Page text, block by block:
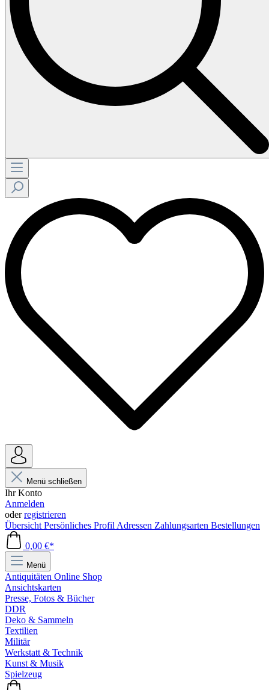
Menü schließen
Ihr Konto
Anmelden
oderregistrieren
Übersicht Persönliches Profil Adressen Zahlungsarten Bestellungen
0,00 €*
Menü
Antiquitäten Online Shop
Ansichtskarten
Presse, Fotos & Bücher
DDR
Deko & Sammeln
Textilien
Militär
Werkstatt & Technik
Kunst & Musik
Spielzeug